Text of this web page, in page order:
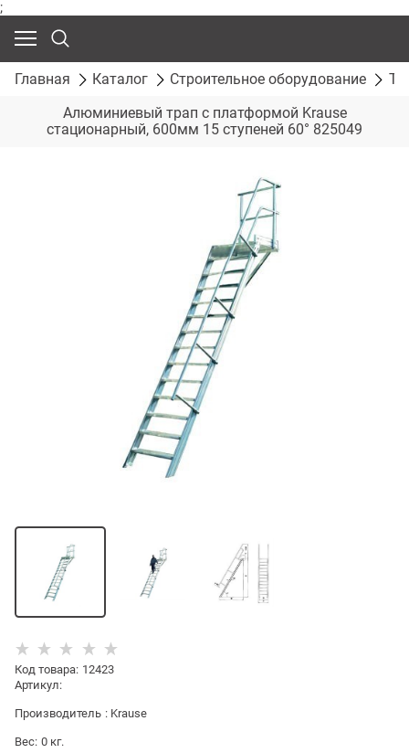
;
Главная Каталог Строительное оборудование
Алюминиевый трап с платформой Krause
стационарный, 600мм 15 ступеней 60° 825049
Код товара: 12423
Артикул:
Производитель : Krause
Вес: 0 кг.